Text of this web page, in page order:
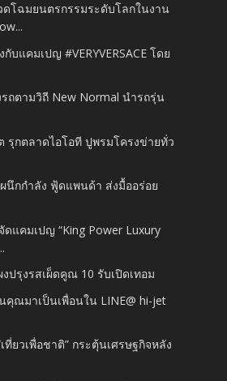
ดโฉมยนตรกรรมระดับโลกในงาน
บแคมเปญ #VERYVERSACE โดย
ถตามวิถี New Normal นำรถรุ่น
รุกตลาดไอโอที ปูพรมโครงข่ายทั่ว
นึกกำลัง ฟู้ดแพนด้า ส่งมื้ออร่อย
ดแคมเปญ “King Power Luxury
ปรุงรสเผ็ดคูณ 10 รับเปิดเทอม
นคุณมาเป็นเพื่อนใน LINE@ hi-jet
เที่ยวเพื่อชาติ” กระตุ้นเศรษฐกิจหลัง